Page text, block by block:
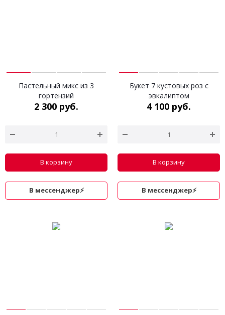
Пастельный микс из 3
гортензий
2 300 руб.
В корзину
В мессенджер⚡
Букет 7 кустовых роз с
эвкалиптом
4 100 руб.
В корзину
В мессенджер⚡